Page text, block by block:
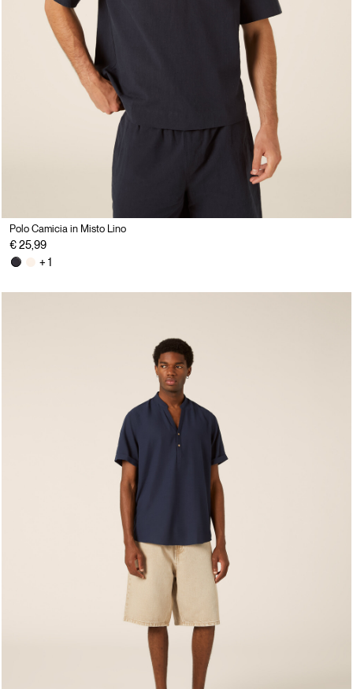
Polo Camicia in Misto Lino
€ 25,99
+ 1